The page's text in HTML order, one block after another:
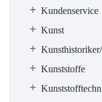
Kundenservice
Kunst
Kunststoffe